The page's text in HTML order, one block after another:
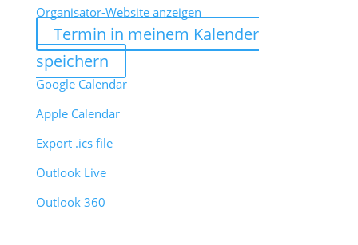
Organisator-Website anzeigen
Termin in meinem Kalender
speichern
Google Calendar
Apple Calendar
Export .ics file
Outlook Live
Outlook 360